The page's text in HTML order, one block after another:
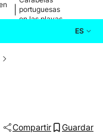
portuguesas
en las playas
ES
Compartir Guardar